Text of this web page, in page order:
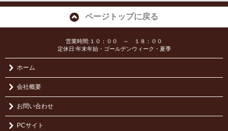
ページトップに戻る
営業時間:１０：００ ～ １８：００
定休日:年末年始・ゴールデンウィーク・夏季
ホーム
会社概要
お問い合わせ
PCサイト